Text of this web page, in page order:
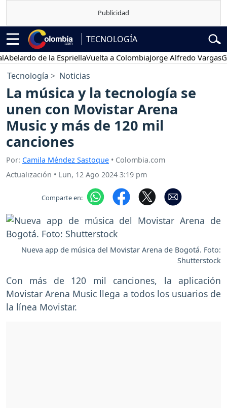
TECNOLOGÍA
de la EspriellaVuelta a ColombiaJorge Alfredo Vargas
Tecnología Noticias
La música y la tecnología se
unen con Movistar Arena
Music y más de 120 mil
canciones
Por: Camila Méndez Sastoque • Colombia.com
Actualización • Lun, 12 Ago 2024 3:19 pm
Comparte en:
Nueva app de música del Movistar Arena de Bogotá. Foto:
Shutterstock
Con más de 120 mil canciones, la aplicación
Movistar Arena Music llega a todos los usuarios de
la línea Movistar.